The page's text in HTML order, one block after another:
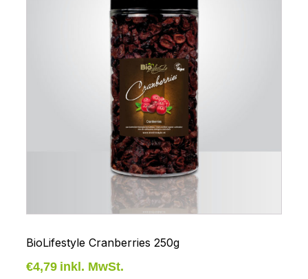
BioLifestyle Cranberries 250g
€4,79 inkl. MwSt.